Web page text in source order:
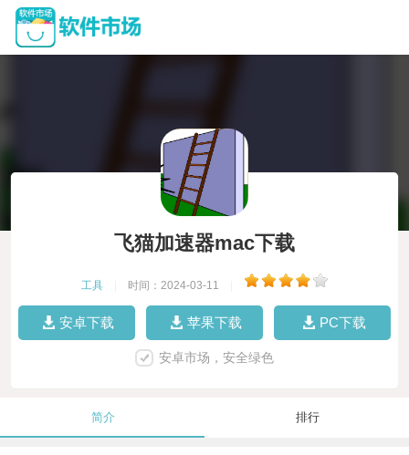
飞猫加速器mac下载
工具 时间：2024-03-11
安卓下载 苹果下载 PC下载
安卓市场，安全绿色
简介 排行